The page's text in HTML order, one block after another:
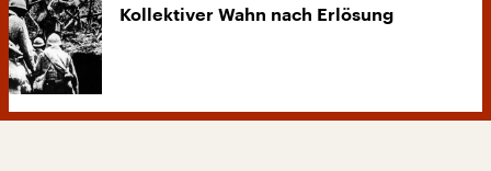
Kollektiver Wahn nach Erlösung